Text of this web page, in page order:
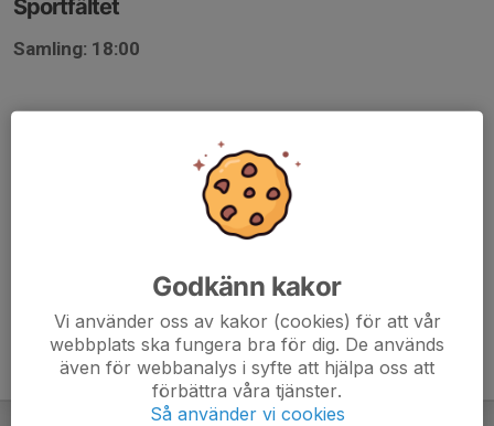
Sportfältet
Samling: 18:00
Godkänn kakor
Vi använder oss av kakor (cookies) för att vår
webbplats ska fungera bra för dig. De används
även för webbanalys i syfte att hjälpa oss att
förbättra våra tjänster.
Så använder vi cookies